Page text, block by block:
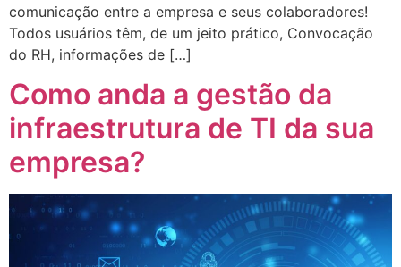
comunicação entre a empresa e seus colaboradores!
Todos usuários têm, de um jeito prático, Convocação
do RH, informações de […]
Como anda a gestão da
infraestrutura de TI da sua
empresa?